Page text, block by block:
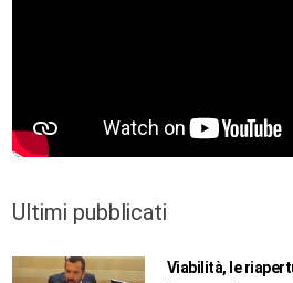
Ultimi pubblicati
Viabilità, le